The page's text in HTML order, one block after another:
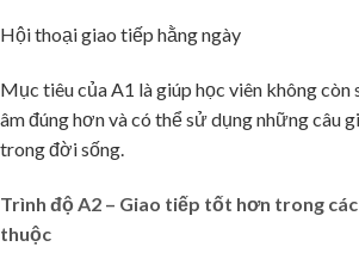
Hội thoại giao tiếp hằng ngày
Mục tiêu của A1 là giúp học viên không
âm đúng hơn và có thể sử dụng những câu
trong đời sống.
Trình độ A2 – Giao tiếp tốt hơn trong
thuộc